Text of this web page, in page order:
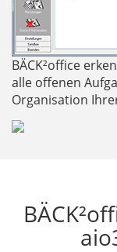
BÄCK²office
alle offenen
Organisation